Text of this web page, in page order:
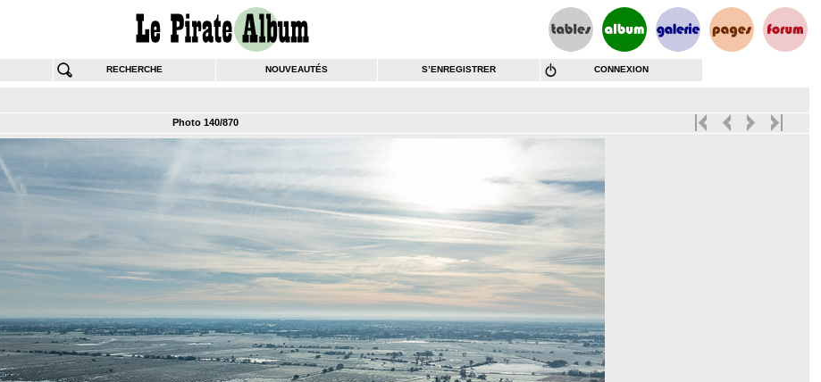
RECHERCHE NOUVEAUTÉS S’ENREGISTRER CONNEXION
Photo 140/870